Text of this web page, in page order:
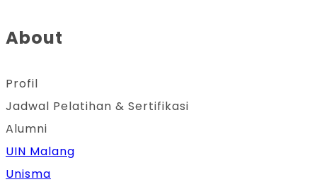
About
Profil
Jadwal Pelatihan & Sertifikasi
Alumni
UIN Malang
Unisma